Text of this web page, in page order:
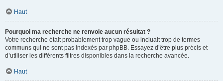
Haut
Pourquoi ma recherche ne renvoie aucun résultat ?
Votre recherche était probablement trop vague ou incluait trop de termes
communs qui ne sont pas indexés par phpBB. Essayez d’être plus précis et
d’utiliser les différents filtres disponibles dans la recherche avancée.
Haut